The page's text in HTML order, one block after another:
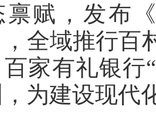
禀赋，发布
全域推行百
家有礼银行
为建设现代